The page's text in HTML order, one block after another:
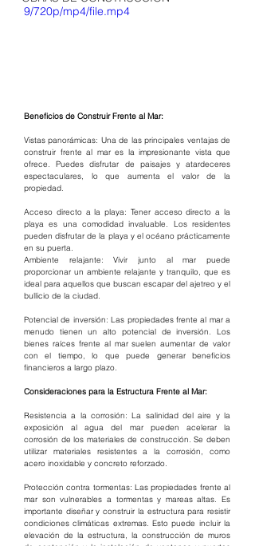
9/720p/mp4/file.mp4
Beneficios de Construir Frente al Mar:
Vistas panorámicas: Una de las principales ventajas de
construir frente al mar es la impresionante vista que
ofrece. Puedes disfrutar de paisajes y atardeceres
espectaculares, lo que aumenta el valor de la
propiedad.
Acceso directo a la playa: Tener acceso directo a la
playa es una comodidad invaluable. Los residentes
pueden disfrutar de la playa y el océano prácticamente
en su puerta.
Ambiente relajante: Vivir junto al mar puede
proporcionar un ambiente relajante y tranquilo, que es
ideal para aquellos que buscan escapar del ajetreo y el
bullicio de la ciudad.
Potencial de inversión: Las propiedades frente al mar a
menudo tienen un alto potencial de inversión. Los
bienes raíces frente al mar suelen aumentar de valor
con el tiempo, lo que puede generar beneficios
financieros a largo plazo.
Consideraciones para la Estructura Frente al Mar:
Resistencia a la corrosión: La salinidad del aire y la
exposición al agua del mar pueden acelerar la
corrosión de los materiales de construcción. Se deben
utilizar materiales resistentes a la corrosión, como
acero inoxidable y concreto reforzado.
Protección contra tormentas: Las propiedades frente al
mar son vulnerables a tormentas y mareas altas. Es
importante diseñar y construir la estructura para resistir
condiciones climáticas extremas. Esto puede incluir la
elevación de la estructura, la construcción de muros